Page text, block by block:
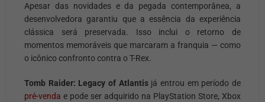
Apesar das novidades e da pegada contemporânea, a
desenvolvedora garantiu que a essência da experiência
clássica será preservada. Isso inclui o retorno de
momentos memoráveis que marcaram a franquia — como
o icônico confronto contra o T-Rex.
Tomb Raider: Legacy of Atlantisjá entrou em período de
pré-venda e pode ser adquirido na PlayStation Store, Xbox